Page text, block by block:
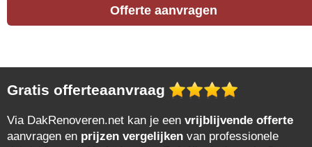
Offerte aanvragen
Gratis offerteaanvraag
Via DakRenoveren.net kan je een vrijblijvende offerte
aanvragen en prijzen vergelijken van professionele